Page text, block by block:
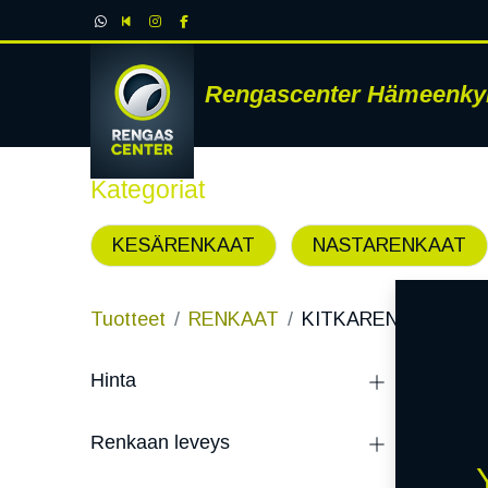
Rengascenter
Kategoriat
KESÄRENKAAT NASTARENKAAT
Tuotteet RENKAAT KITKARENKAAT
Hinta
Renkaan leveys